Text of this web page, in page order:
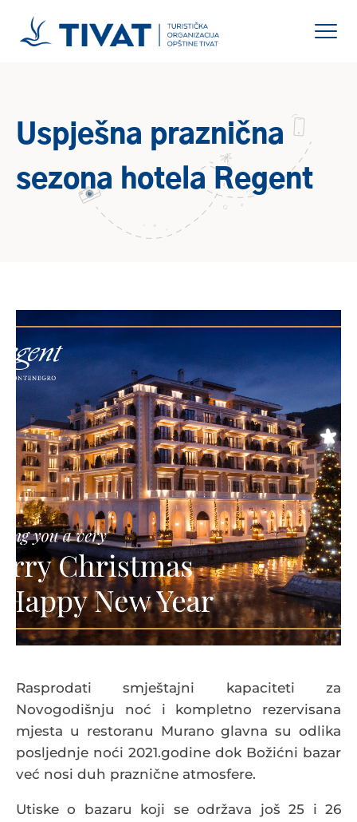
Uspješna praznična
sezona hotela Regent
Rasprodati smještajni kapaciteti za
Novogodišnju noć i kompletno rezervisana
mjesta u restoranu Murano glavna su odlika
posljednje noći 2021.godine dok Božićni bazar
već nosi duh praznične atmosfere.
Utiske o bazaru koji se održava još 25 i 26